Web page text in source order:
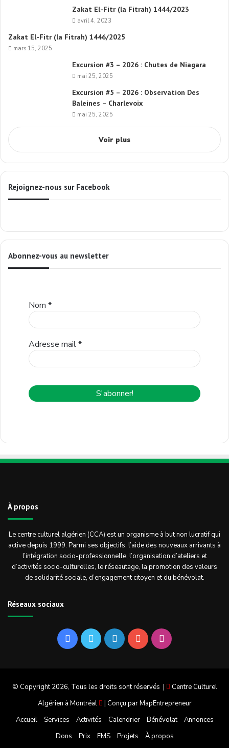
Zakat El-Fitr (la Fitrah) 1444/2023
avril 4, 2023
Zakat El-Fitr (la Fitrah) 1446/2025
mars 15, 2025
Excursion #3 – 2026 : Chutes de Niagara
mai 25, 2025
Excursion #5 – 2026 : Observation Des
Baleines – Charlevoix
mai 25, 2025
Voir plus
Rejoignez-nous sur Facebook
Abonnez-vous au newsletter
Nom *
Adresse mail*
À propos
Le centre culturel algérien (CCA) est un organisme à but non lucratif qui
active depuis 1999. Parmi ses objectifs, l’aide des nouveaux arrivants à
l’intégration socio-professionnelle, l’organisation d’ateliers et
d’activités socio-culturelles, le réseautage, la promotion des valeurs
de solidarité sociale, d’engagement citoyen et du bénévolat.
Réseaux sociaux
FacebookTwitterLinkedinYouTubeInstagram
© Copyright 2026, Tous les droits sont réservés |
Centre Culturel
Algérien à Montréal
| Conçu parMapEntrepreneur
Accueil
Services Activités Calendrier Bénévolat
Annonces
Dons
Prix FMS Projets À propos